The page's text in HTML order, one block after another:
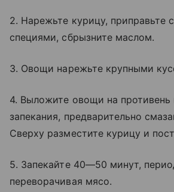
2. Нарежьте курицу, приправьте
специями, сбрызните маслом.
3. Овощи нарежьте крупными
4. Выложите овощи на
запекания, предварительно
Сверху разместите курицу и
5. Запекайте 40—50 минут,
переворачивая мясо.